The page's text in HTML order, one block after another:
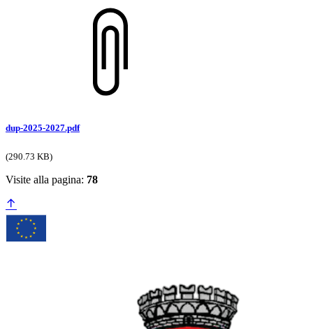
dup-2025-2027.pdf
(290.73 KB)
Visite alla pagina: 78